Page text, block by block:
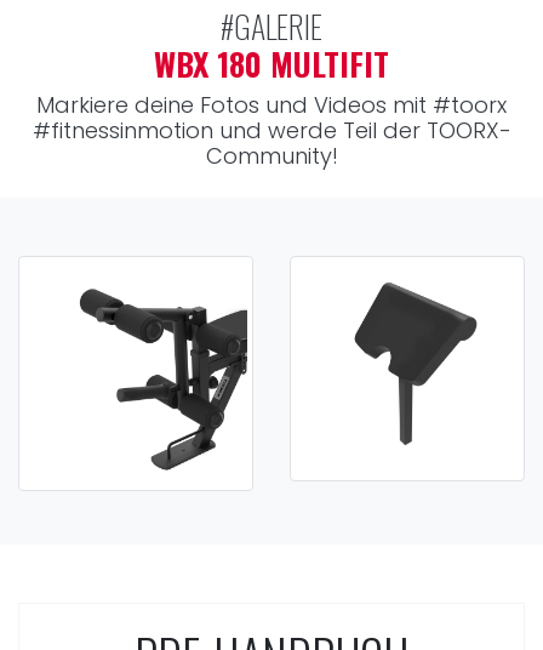
#GALERIE
WBX 180 MULTIFIT
Markiere deine Fotos und Videos mit #toorx
#fitnessinmotion und werde Teil der TOORX-
Community!